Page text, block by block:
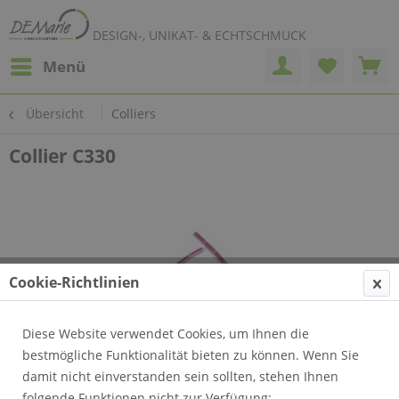
DESIGN-, UNIKAT- & ECHTSCHMUCK
Menü
Übersicht Colliers
Collier C330
Cookie-Richtlinien
Diese Website verwendet Cookies, um Ihnen die
bestmögliche Funktionalität bieten zu können. Wenn Sie
damit nicht einverstanden sein sollten, stehen Ihnen